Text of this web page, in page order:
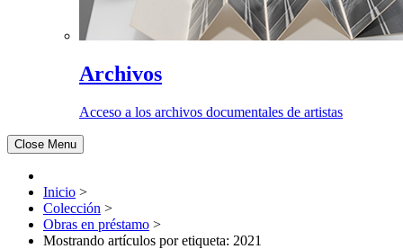
Archivos
Acceso a los archivos documentales de artistas
Close Menu
Inicio >
Colección >
Obras en préstamo >
Mostrando artículos por etiqueta: 2021